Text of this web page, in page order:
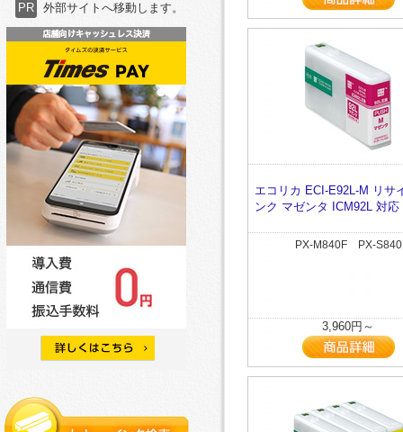
PR 外部サイトへ移動します。
エコリカ ECI-E92L-M リサ
ンク マゼンタ ICM92L 対応
PX-M840F PX-S840
3,960円～